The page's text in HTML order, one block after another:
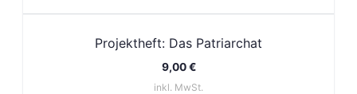
Projektheft: Das Patriarchat
9,00€
inkl. MwSt.